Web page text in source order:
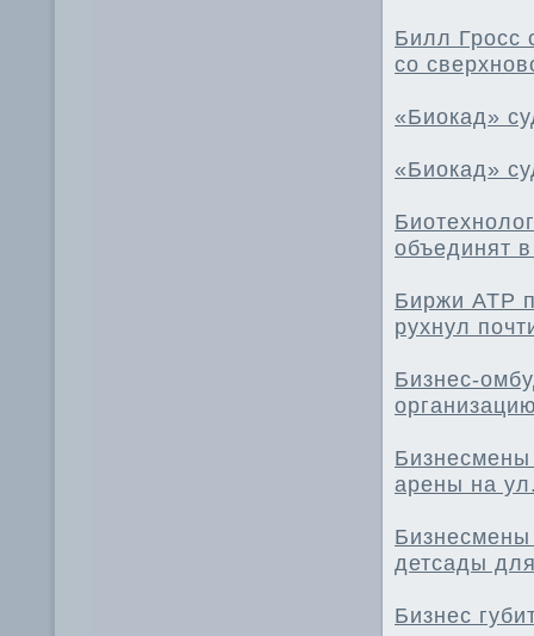
Билл Гросс
со
«Биокад»
«Биокад»
объединят
Биржи АТР
рухнул
Бизнес-
Бизнесмены
арены на
детсады
Бизнес